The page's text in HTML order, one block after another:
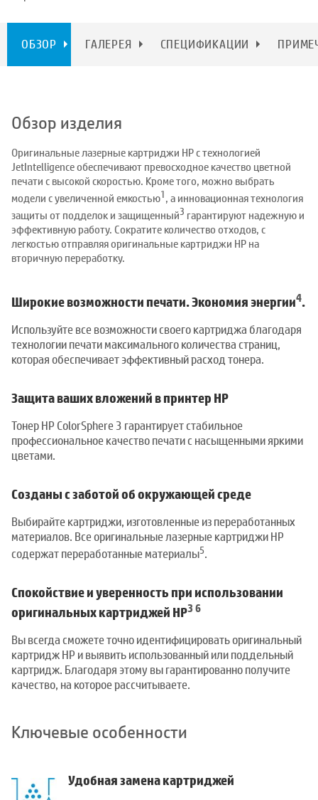
ОБЗОР ГАЛЕРЕЯ СПЕЦИФИКАЦИИ
Обзор изделия
Оригинальные лазерные картриджи HP с технологией
JetIntelligence обеспечивают превосходное качество цветной
печати с высокой скоростью. Кроме того, можно выбрать
модели с увеличенной емкостью1, а инновационная технология
защиты от подделок и защищенный3 гарантируют надежную и
эффективную работу. Сократите количество отходов, с
легкостью отправляя оригинальные картриджи HP на
вторичную переработку.
Широкие возможности печати. Экономия энергии4.
Используйте все возможности своего картриджа благодаря
технологии печати максимального количества страниц,
которая обеспечивает эффективный расход тонера.
Защита ваших вложений в принтер HP
Тонер HP ColorSphere 3 гарантирует стабильное
профессиональное качество печати с насыщенными яркими
цветами.
Созданы с заботой об окружающей среде
Выбирайте картриджи, изготовленные из переработанных
материалов. Все оригинальные лазерные картриджи HP
содержат переработанные материалы5.
Спокойствие и уверенность при использовании
оригинальных картриджей HP3 6
Вы всегда сможете точно идентифицировать оригинальный
картридж HP и выявить использованный или поддельный
картридж. Благодаря этому вы гарантированно получите
качество, на которое рассчитываете.
Ключевые особенности
Удобная замена картриджей